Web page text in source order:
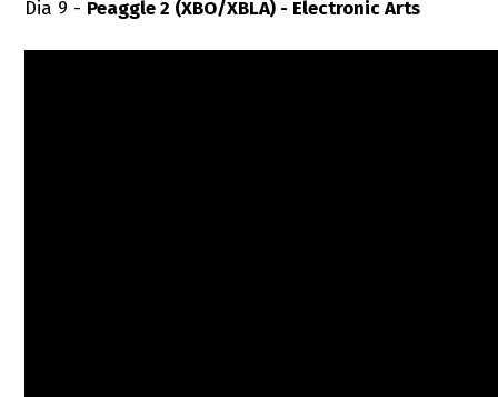
Dia 9 - Peaggle 2 (XBO/XBLA) - Electronic Arts